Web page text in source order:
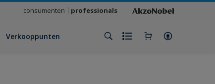
consumenten professionals
Verkooppunten